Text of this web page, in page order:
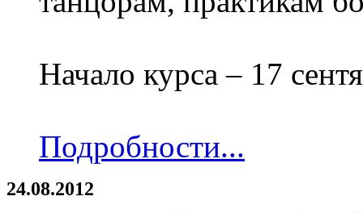
Начало курса – 17
Подробности...
24.08.2012